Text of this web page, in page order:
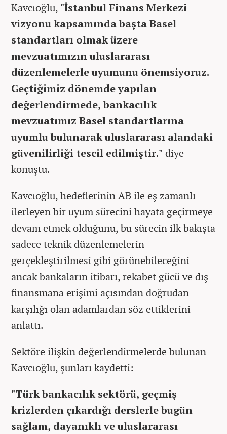
Kavcıoğlu, "İstanbul Finans Merkezi
vizyonu kapsamında başta Basel
standartları olmak üzere
mevzuatımızın uluslararası
düzenlemelerle uyumunu önemsiyoruz.
Geçtiğimiz dönemde yapılan
değerlendirmede, bankacılık
mevzuatımız Basel standartlarına
uyumlu bulunarak uluslararası alandaki
güvenilirliği tescil edilmiştir." diye
konuştu.
Kavcıoğlu, hedeflerinin AB ile eş zamanlı
ilerleyen bir uyum sürecini hayata geçirmeye
devam etmek olduğunu, bu sürecin ilk bakışta
sadece teknik düzenlemelerin
gerçekleştirilmesi gibi görünebileceğini
ancak bankaların itibarı, rekabet gücü ve dış
finansmana erişimi açısından doğrudan
karşılığı olan adamlardan söz ettiklerini
anlattı.
Sektöre ilişkin değerlendirmelerde bulunan
Kavcıoğlu, şunları kaydetti:
"Türk bankacılık sektörü, geçmiş
krizlerden çıkardığı derslerle bugün
sağlam, dayanıklı ve uluslararası